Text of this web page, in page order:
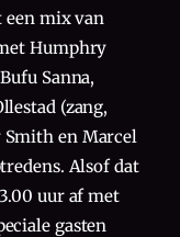
een mix van
Humphry
Sanna,
(zang,
Smith en Marcel
Alsof dat
uur af met
gasten